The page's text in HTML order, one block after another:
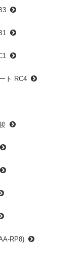
ト RC4
RP8)